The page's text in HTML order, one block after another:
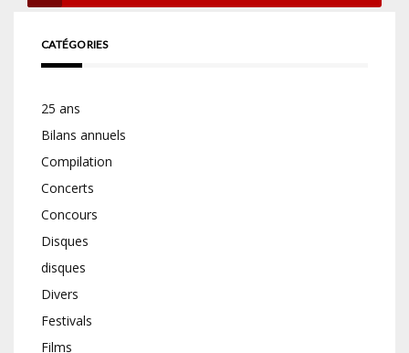
CATÉGORIES
25 ans
Bilans annuels
Compilation
Concerts
Concours
Disques
disques
Divers
Festivals
Films